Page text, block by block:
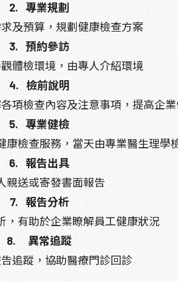
2. 專業規劃
及預算，規劃健康檢查方案
3. 預約參訪
體檢環境，由專人介紹環境
4. 檢前說明
項檢查內容及注意事項，提高企
5. 專業健檢
康檢查服務，當天由專業醫生理學
6. 報告出具
親送或寄發書面報告
7. 報告分析
，有助於企業瞭解員工健康狀況
8. 異常追蹤
追蹤，協助醫療門診回診